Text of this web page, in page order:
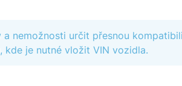
nemožnosti určit přesnou
je nutné vložit VIN vozidla.